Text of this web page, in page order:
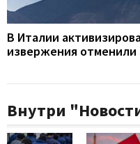
В Италии
извержения отменили
Внутри